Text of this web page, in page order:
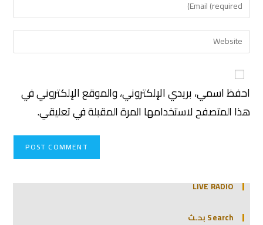
احفظ اسمي، بريدي الإلكتروني، والموقع الإلكتروني في
هذا المتصفح لاستخدامها المرة المقبلة في تعليقي.
LIVE RADIO
Search بحـث